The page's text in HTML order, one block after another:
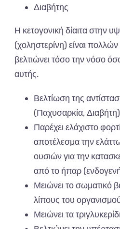
Διαβήτης
Η κετογονική δίαιτα στην
(χοληστερίνη) είναι
βελτιώνει τόσο την νόσο
αυτής.
Βελτίωση της
(Παχυσαρκία,
Παρέχει ελάχιστο
αποτέλεσμα την
ουσιών για την
από το ήπαρ
Μειώνει το σωματικό
λίπους του
Μειώνει τα